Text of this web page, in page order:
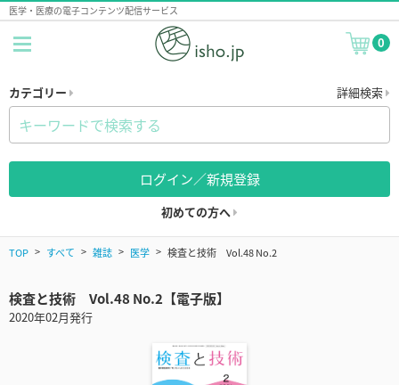
医学・医療の電子コンテンツ配信サービス
0
カテゴリー 詳細検索
ログイン／新規登録
初めての方へ
TOP すべて 雑誌 医学 検査と技術 Vol.48 No.2
検査と技術 Vol.48 No.2【電子版】
2020年02月発行